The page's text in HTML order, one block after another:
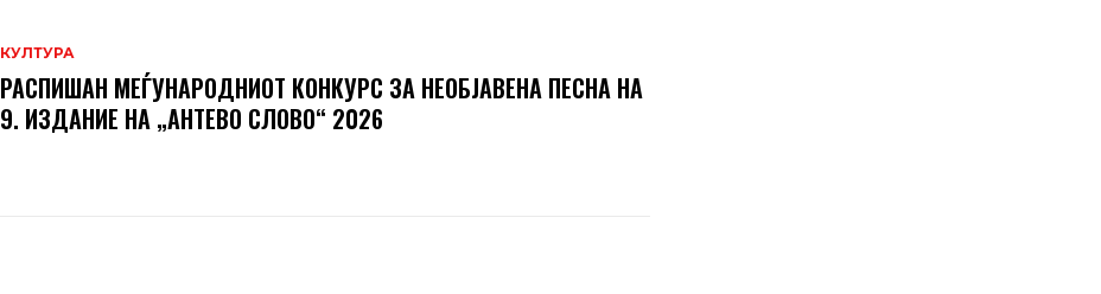
КУЛТУРА
РАСПИШАН МЕЃУНАРОДНИОТ КОНКУРС ЗА НЕОБЈАВЕНА ПЕСНА НА
9. ИЗДАНИЕ НА „АНТЕВО СЛОВО“ 2026